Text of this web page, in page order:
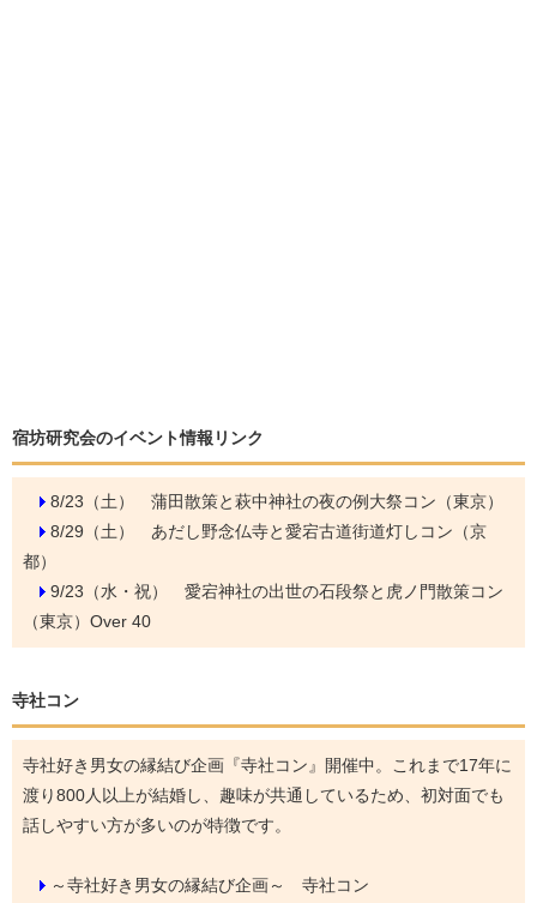
宿坊研究会のイベント情報リンク
8/23（土） 蒲田散策と萩中神社の夜の例大祭コン（東京）
8/29（土） あだし野念仏寺と愛宕古道街道灯しコン（京
都）
9/23（水・祝） 愛宕神社の出世の石段祭と虎ノ門散策コン
（東京）Over 40
寺社コン
寺社好き男女の縁結び企画『寺社コン』開催中。これまで17年に
渡り800人以上が結婚し、趣味が共通しているため、初対面でも
話しやすい方が多いのが特徴です。
～寺社好き男女の縁結び企画～ 寺社コン